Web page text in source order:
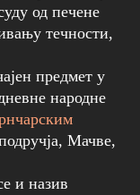
од печене
течности,
предмет у
народне
Мачве,
и назив